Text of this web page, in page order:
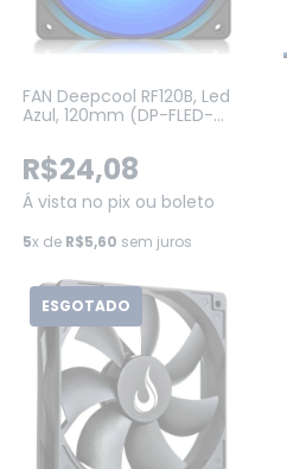
FAN Deepcool RF120B, Led
Azul, 120mm (DP-FLED-
R$24,08
Á vista no pix ou boleto
5x de R$5,60 sem juros
ESGOTADO